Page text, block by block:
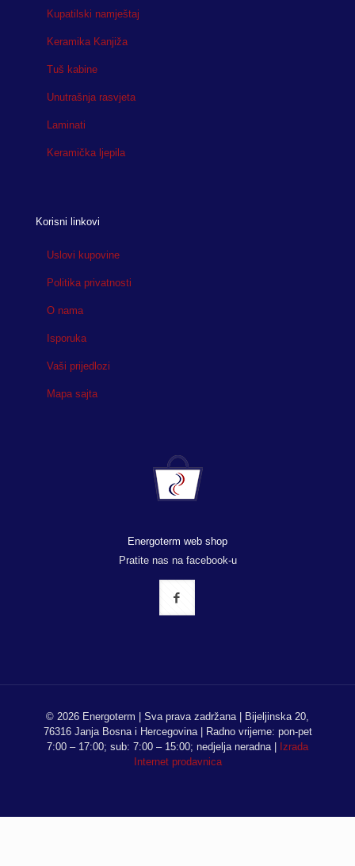
Kupatilski namještaj
Keramika Kanjiža
Tuš kabine
Unutrašnja rasvjeta
Laminati
Keramička ljepila
Korisni linkovi
Uslovi kupovine
Politika privatnosti
O nama
Isporuka
Vaši prijedlozi
Mapa sajta
Energoterm web shop
Pratite nas na facebook-u
© 2026 Energoterm | Sva prava zadržana | Bijeljinska 20,
76316 Janja Bosna i Hercegovina | Radno vrijeme: pon-pet
7:00 – 17:00; sub: 7:00 – 15:00; nedjelja neradna |
Izrada
Internet prodavnica